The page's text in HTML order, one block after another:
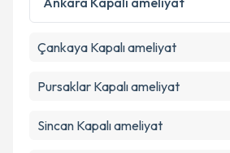
Çankaya Kapalı ameliyat
Pursaklar Kapalı ameliyat
Sincan Kapalı ameliyat